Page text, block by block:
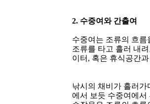
2. 수중여와 간출여
수중여는 조류의 흐
조류를 타고 흘러 내
이터 , 혹은 휴식공간
낚시의 채비가 흘러
에서 보듯 수중여에